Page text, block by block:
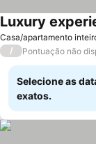
Casa/apartamento
/ Pontuação não
Selecione as
exatos.